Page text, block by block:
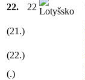
22.
22
(21.)
(22.)
(.)